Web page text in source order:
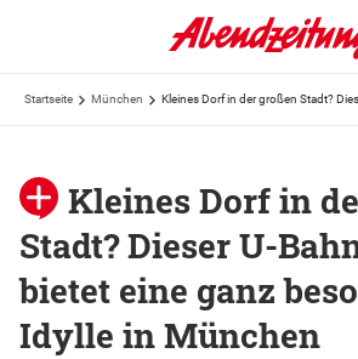
Startseite München
Kleines Dorf in
Stadt? Dieser U-
bietet eine ganz
Idylle in München